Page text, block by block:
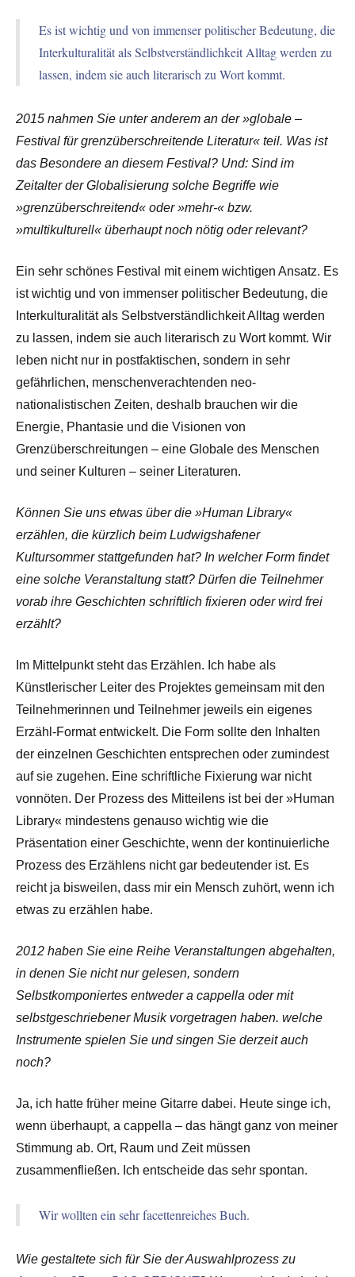
Es ist wichtig und von immenser politischer Bedeutung, die
Interkulturalität als Selbstverständlichkeit Alltag werden zu
lassen, indem sie auch literarisch zu Wort kommt.
2015 nahmen Sie unter anderem an der »globale –
Festival für grenzüberschreitende Literatur« teil. Was ist
das Besondere an diesem Festival? Und: Sind im
Zeitalter der Globalisierung solche Begriffe wie
»grenzüberschreitend« oder »mehr-« bzw.
»multikulturell« überhaupt noch nötig oder relevant?
Ein sehr schönes Festival mit einem wichtigen Ansatz. Es
ist wichtig und von immenser politischer Bedeutung, die
Interkulturalität als Selbstverständlichkeit Alltag werden
zu lassen, indem sie auch literarisch zu Wort kommt. Wir
leben nicht nur in postfaktischen, sondern in sehr
gefährlichen, menschenverachtenden neo-
nationalistischen Zeiten, deshalb brauchen wir die
Energie, Phantasie und die Visionen von
Grenzüberschreitungen – eine Globale des Menschen
und seiner Kulturen – seiner Literaturen.
Können Sie uns etwas über die »Human Library«
erzählen, die kürzlich beim Ludwigshafener
Kultursommer stattgefunden hat? In welcher Form findet
eine solche Veranstaltung statt? Dürfen die Teilnehmer
vorab ihre Geschichten schriftlich fixieren oder wird frei
erzählt?
Im Mittelpunkt steht das Erzählen. Ich habe als
Künstlerischer Leiter des Projektes gemeinsam mit den
Teilnehmerinnen und Teilnehmer jeweils ein eigenes
Erzähl-Format entwickelt. Die Form sollte den Inhalten
der einzelnen Geschichten entsprechen oder zumindest
auf sie zugehen. Eine schriftliche Fixierung war nicht
vonnöten. Der Prozess des Mitteilens ist bei der »Human
Library« mindestens genauso wichtig wie die
Präsentation einer Geschichte, wenn der kontinuierliche
Prozess des Erzählens nicht gar bedeutender ist. Es
reicht ja bisweilen, dass mir ein Mensch zuhört, wenn ich
etwas zu erzählen habe.
2012 haben Sie eine Reihe Veranstaltungen abgehalten,
in denen Sie nicht nur gelesen, sondern
Selbstkomponiertes entweder a cappella oder mit
selbstgeschriebener Musik vorgetragen haben. welche
Instrumente spielen Sie und singen Sie derzeit auch
noch?
Ja, ich hatte früher meine Gitarre dabei. Heute singe ich,
wenn überhaupt, a cappella – das hängt ganz von meiner
Stimmung ab. Ort, Raum und Zeit müssen
zusammenfließen. Ich entscheide das sehr spontan.
Wir wollten ein sehr facettenreiches Buch.
Wie gestaltete sich für Sie der Auswahlprozess zu